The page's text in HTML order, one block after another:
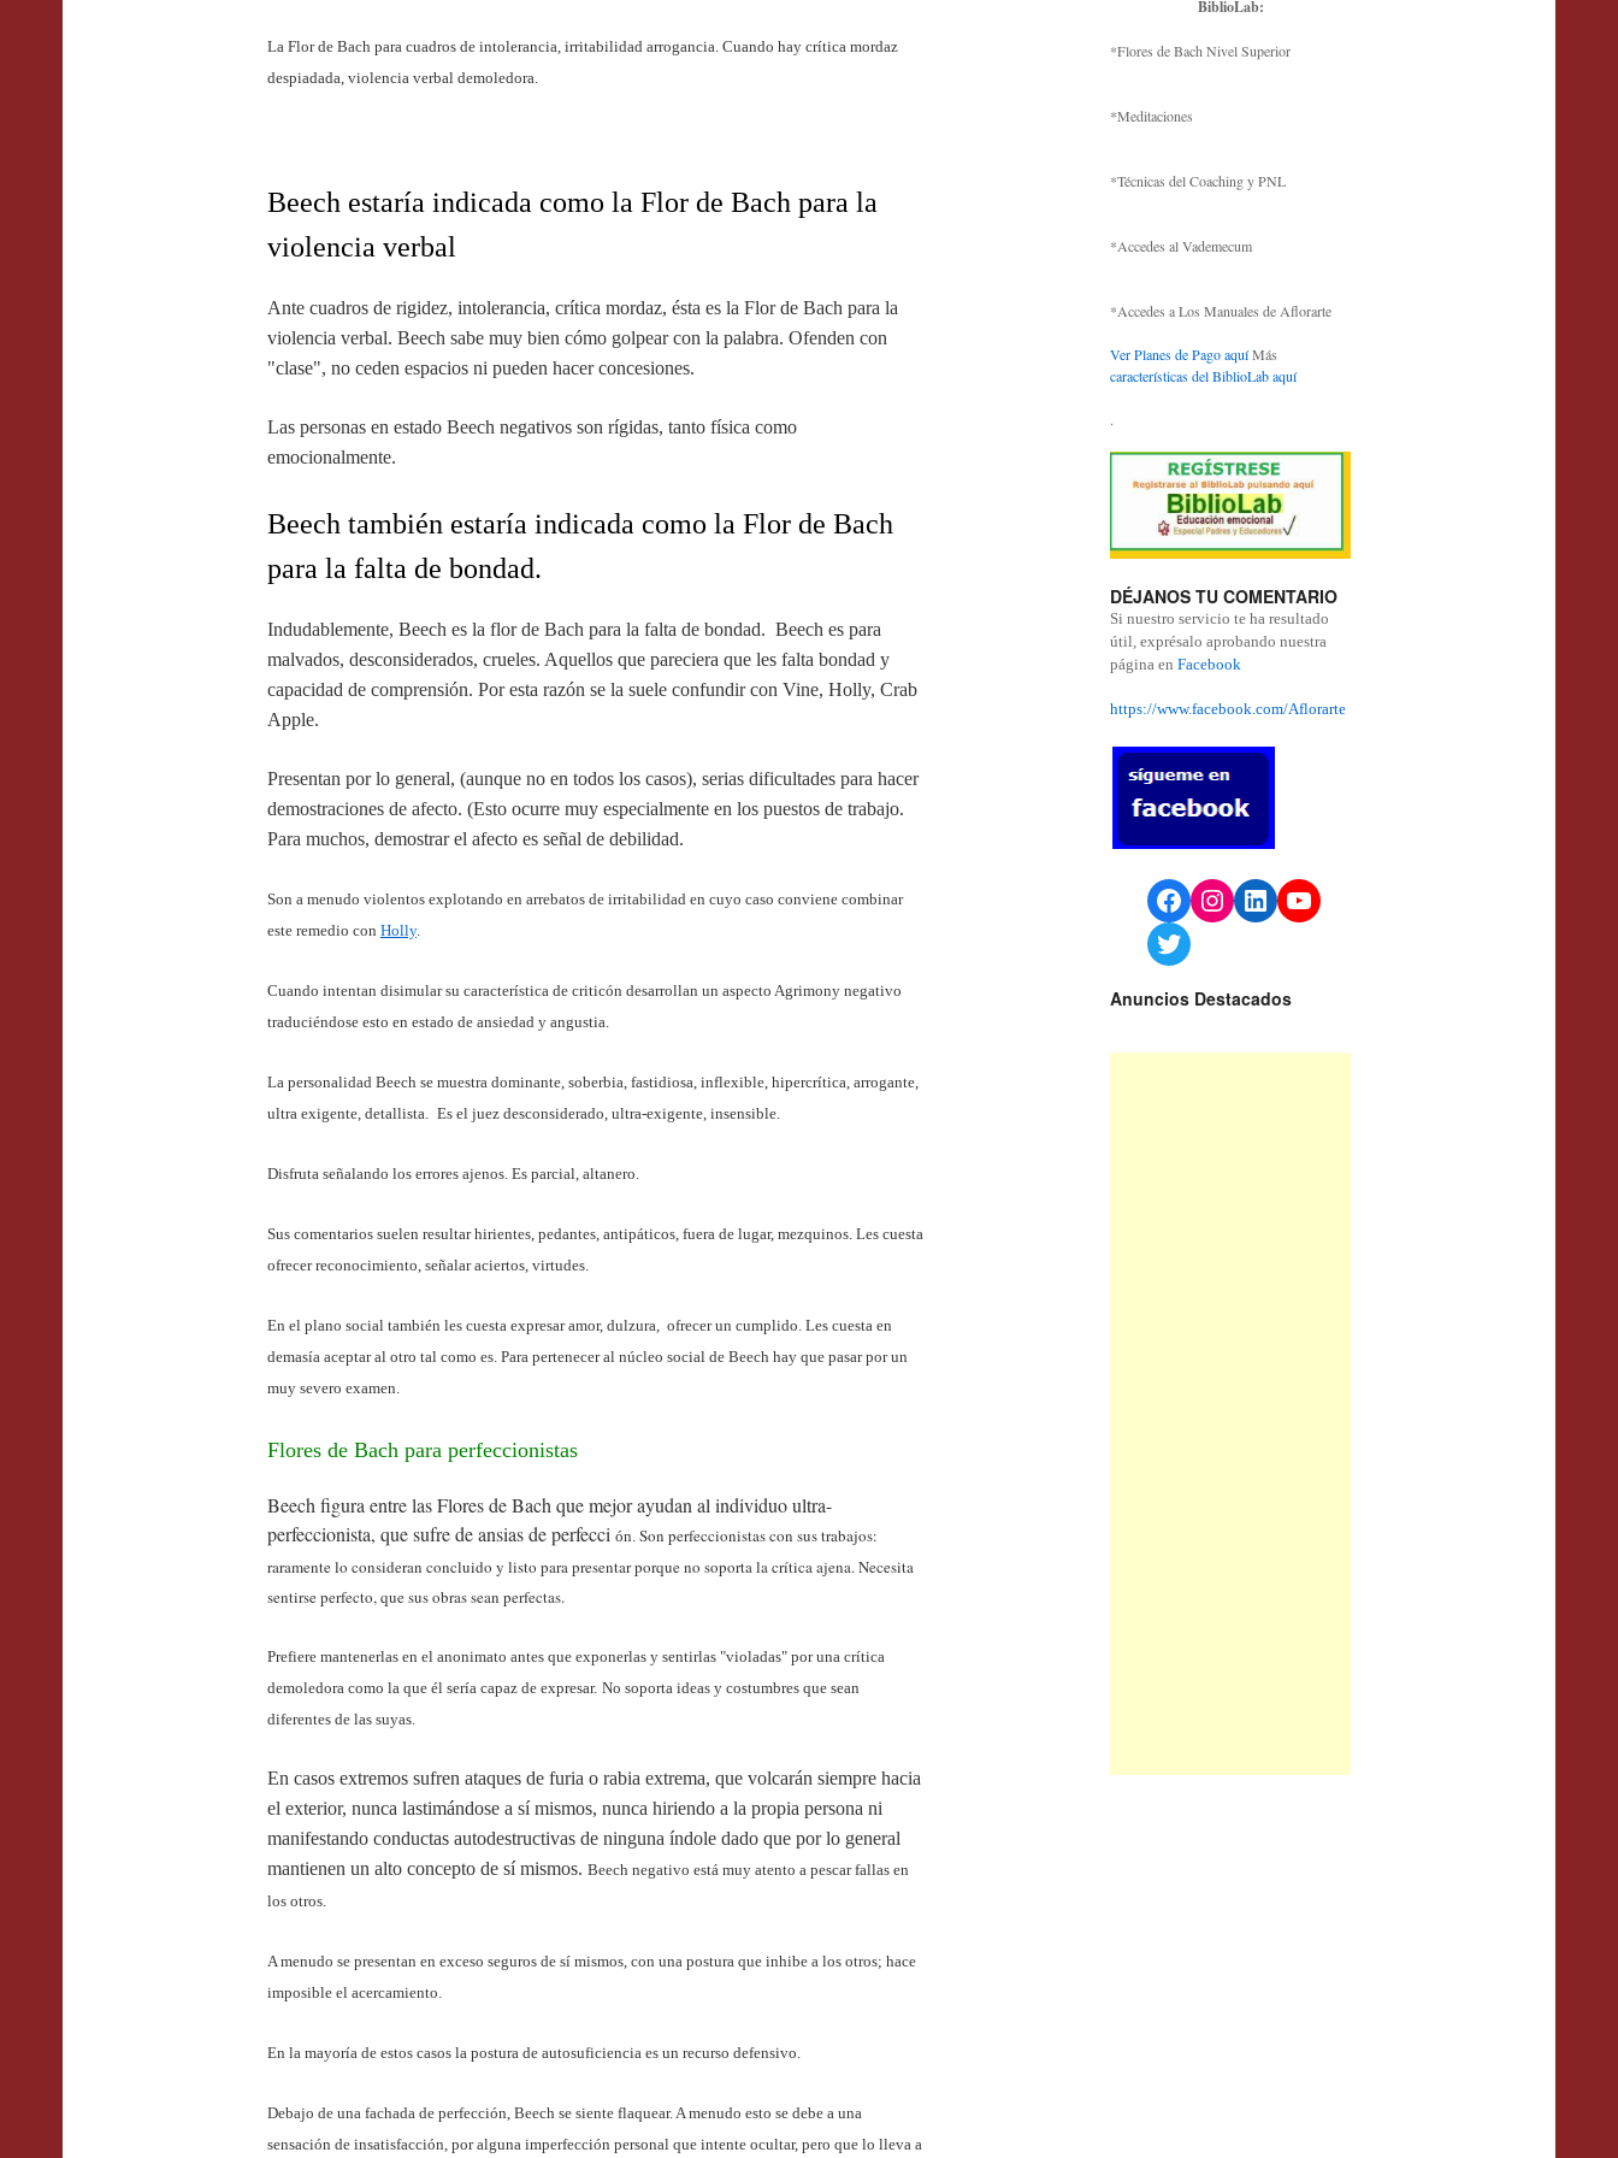
La Flor de Bach para cuadros de intolerancia, irritabilidad arrogancia. Cuando hay crítica mordaz
despiadada, violencia verbal demoledora.
Beech estaría indicada como la Flor de Bach para la
violencia verbal
Ante cuadros de rigidez, intolerancia, crítica mordaz, ésta es la Flor de Bach para la
violencia verbal. Beech sabe muy bien cómo golpear con la palabra. Ofenden con
"clase", no ceden espacios ni pueden hacer concesiones.
Las personas en estado Beech negativos son rígidas, tanto física como
emocionalmente.
Beech también estaría indicada como la Flor de Bach
para la falta de bondad.
Indudablemente, Beech es la flor de Bach para la falta de bondad. Beech es para
malvados, desconsiderados, crueles. Aquellos que pareciera que les falta bondad y
capacidad de comprensión. Por esta razón se la suele confundir con Vine, Holly, Crab
Apple.
Presentan por lo general, (aunque no en todos los casos), serias dificultades para hacer
demostraciones de afecto. (Esto ocurre muy especialmente en los puestos de trabajo.
Para muchos, demostrar el afecto es señal de debilidad.
Son a menudo violentos explotando en arrebatos de irritabilidad en cuyo caso conviene combinar
este remedio con Holly.
Cuando intentan disimular su característica de criticón desarrollan un aspecto Agrimony negativo
traduciéndose esto en estado de ansiedad y angustia.
La personalidad Beech se muestra dominante, soberbia, fastidiosa, inflexible, hipercrítica, arrogante,
ultra exigente, detallista. Es el juez desconsiderado, ultra-exigente, insensible.
Disfruta señalando los errores ajenos. Es parcial, altanero.
Sus comentarios suelen resultar hirientes, pedantes, antipáticos, fuera de lugar, mezquinos. Les cuesta
ofrecer reconocimiento, señalar aciertos, virtudes.
En el plano social también les cuesta expresar amor, dulzura, ofrecer un cumplido. Les cuesta en
demasía aceptar al otro tal como es. Para pertenecer al núcleo social de Beech hay que pasar por un
muy severo examen.
Flores de Bach para perfeccionistas
Beech figura entre las Flores de Bach que mejor ayudan al individuo ultra-
perfeccionista, que sufre de ansias de perfecci ón. Son perfeccionistas con sus trabajos:
raramente lo consideran concluido y listo para presentar porque no soporta la crítica ajena. Necesita
sentirse perfecto, que sus obras sean perfectas.
Prefiere mantenerlas en el anonimato antes que exponerlas y sentirlas "violadas" por una crítica
demoledora como la que él sería capaz de expresar. No soporta ideas y costumbres que sean
diferentes de las suyas.
En casos extremos sufren ataques de furia o rabia extrema, que volcarán siempre hacia
el exterior, nunca lastimándose a sí mismos, nunca hiriendo a la propia persona ni
manifestando conductas autodestructivas de ninguna índole dado que por lo general
mantienen un alto concepto de sí mismos. Beech negativo está muy atento a pescar fallas en
los otros.
A menudo se presentan en exceso seguros de sí mismos, con una postura que inhibe a los otros; hace
imposible el acercamiento.
En la mayoría de estos casos la postura de autosuficiencia es un recurso defensivo.
Debajo de una fachada de perfección, Beech se siente flaquear. A menudo esto se debe a una
sensación de insatisfacción, por alguna imperfección personal que intente ocultar, pero que lo lleva a
BiblioLab:
*Flores de Bach Nivel Superior
*Meditaciones
*Técnicas del Coaching y PNL
*Accedes al Vademecum
*Accedes a Los Manuales de Aflorarte
Ver Planes de Pago aquíMás
características del BiblioLab aquí
.
DÉJANOS TU COMENTARIO
Si nuestro servicio te ha resultado
útil, exprésalo aprobando nuestra
página en Facebook
https://www.facebook.com/Aflorarte
Facebook
Instagram
LinkedInYouTube
Twitter
Anuncios Destacados